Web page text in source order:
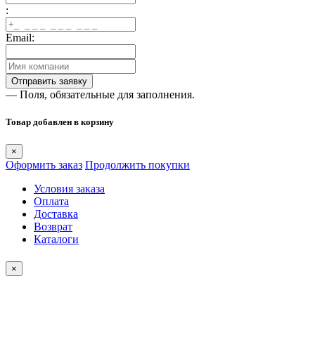
:
Email:
— Поля, обязательные для заполнения.
Товар добавлен в корзину
×
Оформить заказ Продолжить покупки
Условия заказа
Оплата
Доставка
Возврат
Каталоги
×